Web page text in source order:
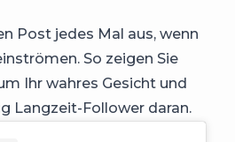
Post jedes Mal aus, wenn
So zeigen Sie
Ihr wahres Gesicht und
Langzeit-Follower daran.